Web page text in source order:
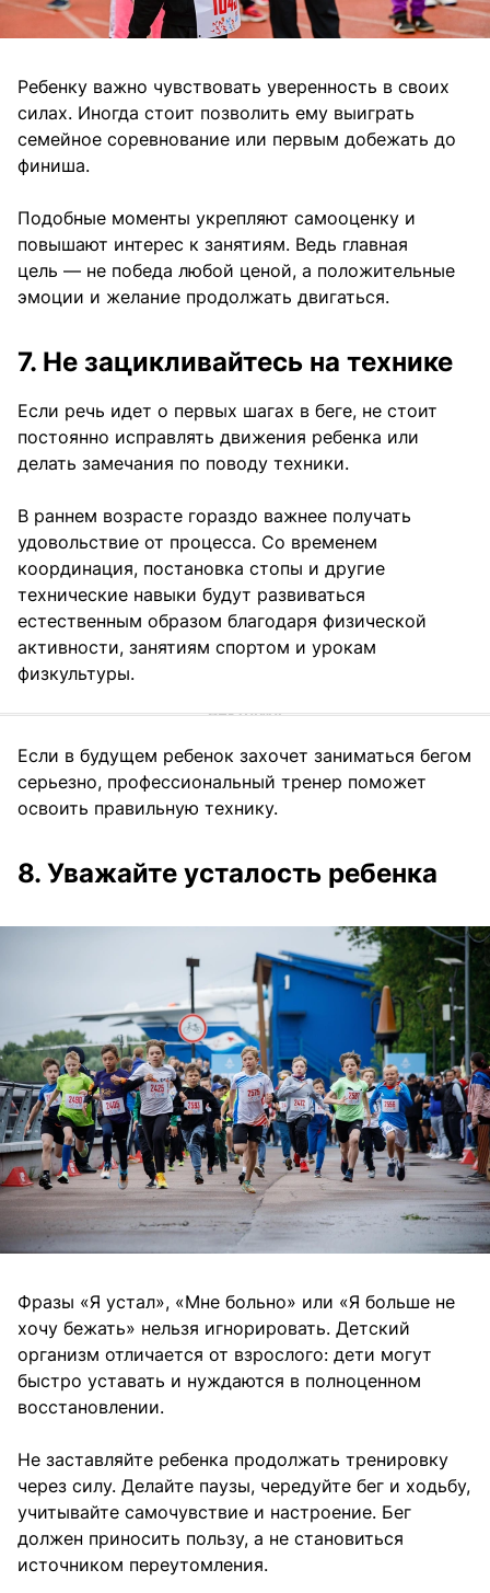
Ребенку важно чувствовать уверенность в своих
силах. Иногда стоит позволить ему выиграть
семейное соревнование или первым добежать до
финиша.
Подобные моменты укрепляют самооценку и
повышают интерес к занятиям. Ведь главная
цель — не победа любой ценой, а положительные
эмоции и желание продолжать двигаться.
7. Не зацикливайтесь на технике
Если речь идет о первых шагах в беге, не стоит
постоянно исправлять движения ребенка или
делать замечания по поводу техники.
В раннем возрасте гораздо важнее получать
удовольствие от процесса. Со временем
координация, постановка стопы и другие
технические навыки будут развиваться
естественным образом благодаря физической
активности, занятиям спортом и урокам
физкультуры.
Если в будущем ребенок захочет заниматься бегом
серьезно, профессиональный тренер поможет
освоить правильную технику.
8. Уважайте усталость ребенка
Фразы «Я устал», «Мне больно» или «Я больше не
хочу бежать» нельзя игнорировать. Детский
организм отличается от взрослого: дети могут
быстро уставать и нуждаются в полноценном
восстановлении.
Не заставляйте ребенка продолжать тренировку
через силу. Делайте паузы, чередуйте бег и ходьбу,
учитывайте самочувствие и настроение. Бег
должен приносить пользу, а не становиться
источником переутомления.